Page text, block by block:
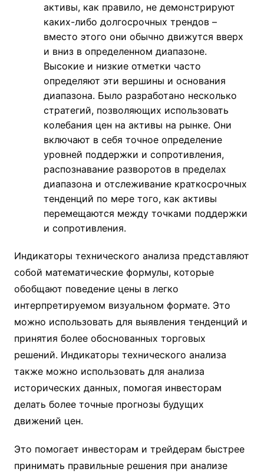
активы, как правило, не демонстрируют
каких-либо долгосрочных трендов –
вместо этого они обычно движутся вверх
и вниз в определенном диапазоне.
Высокие и низкие отметки часто
определяют эти вершины и основания
диапазона. Было разработано несколько
стратегий, позволяющих использовать
колебания цен на активы на рынке. Они
включают в себя точное определение
уровней поддержки и сопротивления,
распознавание разворотов в пределах
диапазона и отслеживание краткосрочных
тенденций по мере того, как активы
перемещаются между точками поддержки
и сопротивления.
Индикаторы технического анализа представляют
собой математические формулы, которые
обобщают поведение цены в легко
интерпретируемом визуальном формате. Это
можно использовать для выявления тенденций и
принятия более обоснованных торговых
решений. Индикаторы технического анализа
также можно использовать для анализа
исторических данных, помогая инвесторам
делать более точные прогнозы будущих
движений цен.
Это помогает инвесторам и трейдерам быстрее
принимать правильные решения при анализе